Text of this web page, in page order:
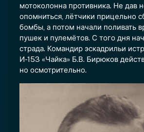
мотоколонна противника. Не дав
опомниться, лётчики прицельно
бомбы, а потом начали поливать
пушек и пулемётов. С того дня
страда. Командир эскадрильи
И-153 «Чайка» Б.В. Бирюков
но осмотрительно.